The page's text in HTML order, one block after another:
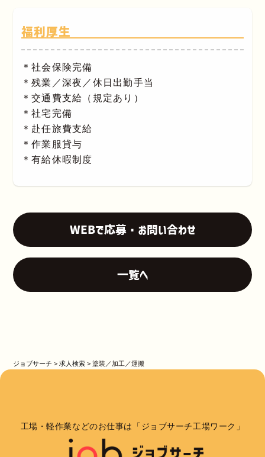
福利厚生
＊社会保険完備
＊残業／深夜／休日出勤手当
＊交通費支給（規定あり）
＊社宅完備
＊赴任旅費支給
＊作業服貸与
＊有給休暇制度
WEBで応募・お問い合わせ
一覧へ
ジョブサーチ >求人検索 >塗装／加工／運搬
工場・軽作業などのお仕事は「ジョブサーチ工場ワーク」